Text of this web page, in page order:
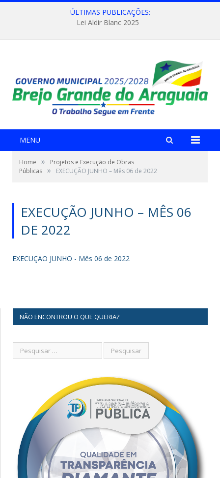
ÚLTIMAS PUBLICAÇÕES:
Lei Aldir Blanc 2025
MENU
Home »
Projetos e Execução de Obras
Públicas » EXECUÇÃO JUNHO – Mês 06 de 2022
EXECUÇÃO JUNHO – MÊS 06
DE 2022
EXECUÇÃO JUNHO - Mês 06 de 2022
NÃO ENCONTROU O QUE QUERIA?